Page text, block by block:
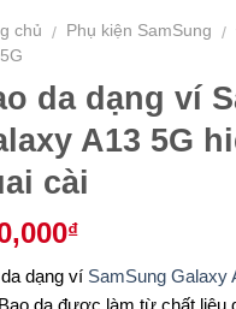
chủ / Phụ kiện SamSung /
da dạng ví
A13 5G
cài
₫
dạng ví SamSung Galaxy